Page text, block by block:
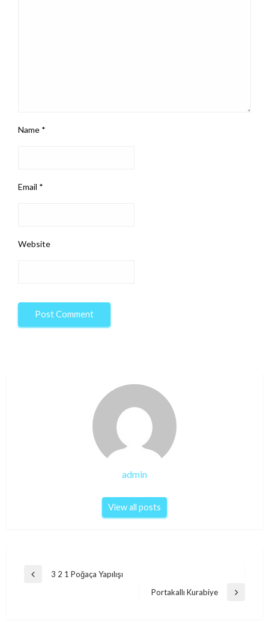
Name *
Email *
Website
admin
View all posts
Post
Previous
3 2 1 Poğaça Yapılışı
Next
Portakallı Kurabiye